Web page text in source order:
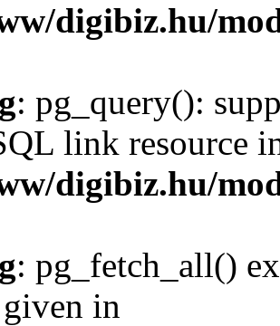
digibiz.hu/
: pg_query():
link resource
digibiz.hu/
: pg_fetch_all()
in